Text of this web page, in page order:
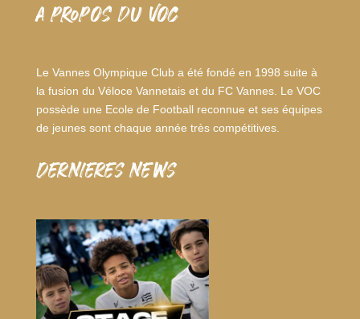
A PROPOS DU VOC
Le Vannes Olympique Club a été fondé en 1998 suite à
la fusion du Véloce Vannetais et du FC Vannes. Le VOC
possède une Ecole de Football reconnue et ses équipes
de jeunes sont chaque année très compétitives.
dernieres news